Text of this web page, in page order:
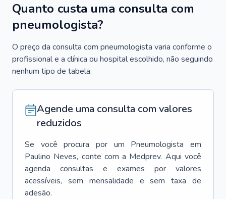
Quanto custa uma consulta com
pneumologista?
O preço da consulta com pneumologista varia conforme o
profissional e a clínica ou hospital escolhido, não seguindo
nenhum tipo de tabela.
Agende uma consulta com valores
reduzidos
Se você procura por um Pneumologista
em
Paulino Neves, conte com a Medprev. Aqui você
agenda consultas e exames por valores
acessíveis, sem mensalidade e sem taxa de
adesão.